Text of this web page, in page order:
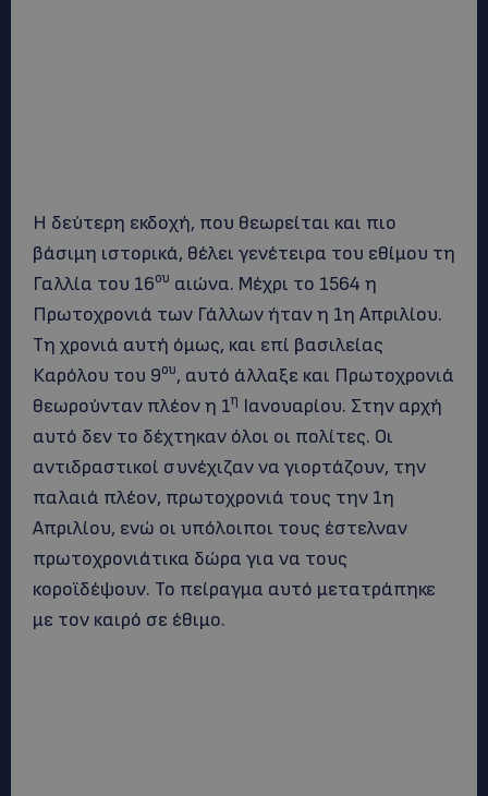
Η δεύτερη εκδοχή, που θεωρείται και πιο
βάσιμη ιστορικά, θέλει γενέτειρα του εθίμου τη
Γαλλία του 16ου αιώνα. Μέχρι το 1564 η
Πρωτοχρονιά των Γάλλων ήταν η 1η Απριλίου.
Τη χρονιά αυτή όμως, και επί βασιλείας
Καρόλου του 9ου, αυτό άλλαξε και Πρωτοχρονιά
θεωρούνταν πλέον η 1η Ιανουαρίου. Στην αρχή
αυτό δεν το δέχτηκαν όλοι οι πολίτες. Οι
αντιδραστικοί συνέχιζαν να γιορτάζουν, την
παλαιά πλέον, πρωτοχρονιά τους την 1η
Απριλίου, ενώ οι υπόλοιποι τους έστελναν
πρωτοχρονιάτικα δώρα για να τους
κοροϊδέψουν. Το πείραγμα αυτό μετατράπηκε
με τον καιρό σε έθιμο.